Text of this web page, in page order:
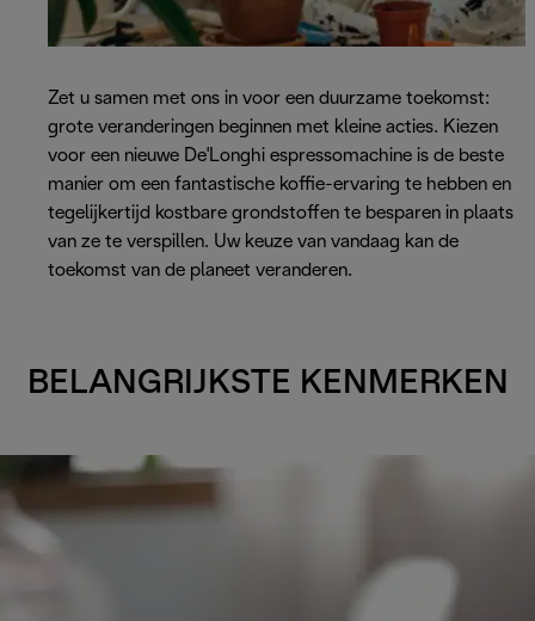
Zet u samen met ons in voor een duurzame toekomst:
grote veranderingen beginnen met kleine acties. Kiezen
voor een nieuwe De'Longhi espressomachine is de beste
manier om een fantastische koffie-ervaring te hebben en
tegelijkertijd kostbare grondstoffen te besparen in plaats
van ze te verspillen. Uw keuze van vandaag kan de
toekomst van de planeet veranderen.
BELANGRIJKSTE KENMERKEN